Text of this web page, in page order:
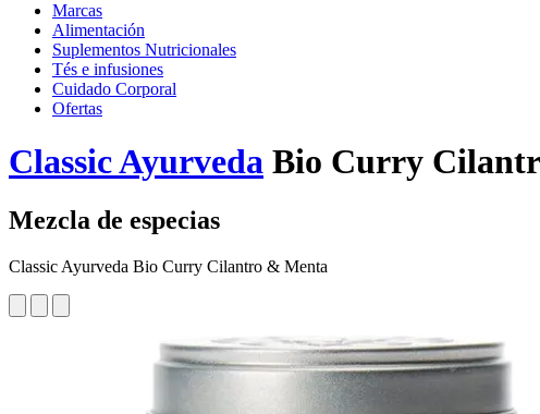
Marcas
Alimentación
Suplementos Nutricionales
Tés e infusiones
Cuidado Corporal
Ofertas
Classic Ayurveda Bio Curry
Mezcla de especias
Classic Ayurveda Bio Curry Cilantro & Menta